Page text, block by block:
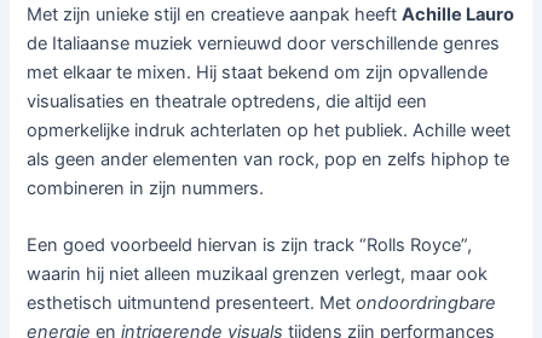
Met zijn unieke stijl en creatieve aanpak heeftAchille Lauro
de Italiaanse muziek vernieuwd door verschillende genres
met elkaar te mixen. Hij staat bekend om zijn opvallende
visualisaties en theatrale optredens, die altijd een
opmerkelijke indruk achterlaten op het publiek. Achille weet
als geen ander elementen van rock, pop en zelfs hiphop te
combineren in zijn nummers.
Een goed voorbeeld hiervan is zijn track “Rolls Royce”,
waarin hij niet alleen muzikaal grenzen verlegt, maar ook
esthetisch uitmuntend presenteert. Metondoordringbare
energie enintrigerende visuals tijdens zijn performances